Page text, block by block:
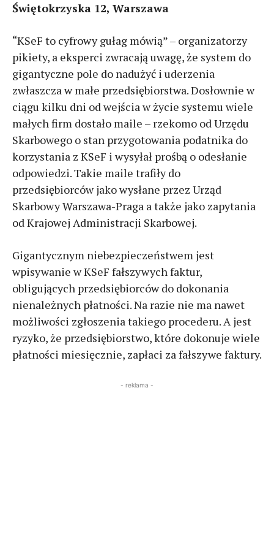
Świętokrzyska 12, Warszawa
“KSeF to cyfrowy gułag mówią” – organizatorzy
pikiety, a eksperci zwracają uwagę, że system do
gigantyczne pole do nadużyć i uderzenia
zwłaszcza w małe przedsiębiorstwa. Dosłownie w
ciągu kilku dni od wejścia w życie systemu wiele
małych firm dostało maile – rzekomo od Urzędu
Skarbowego o stan przygotowania podatnika do
korzystania z KSeF i wysyłał prośbą o odesłanie
odpowiedzi. Takie maile trafiły do
przedsiębiorców jako wysłane przez Urząd
Skarbowy Warszawa-Praga a także jako zapytania
od Krajowej Administracji Skarbowej.
Gigantycznym niebezpieczeństwem jest
wpisywanie w KSeF fałszywych faktur,
obligujących przedsiębiorców do dokonania
nienależnych płatności. Na razie nie ma nawet
możliwości zgłoszenia takiego procederu. A jest
ryzyko, że przedsiębiorstwo, które dokonuje wiele
płatności miesięcznie, zapłaci za fałszywe faktury.
- reklama -